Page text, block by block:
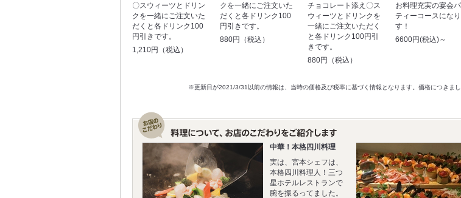
〇スウィーツとドリン
クを一緒にご注文いた
だくと各ドリンク100
円引きです。
1,210円（税込）
クを一緒にご注文いた
だくと各ドリンク100
円引きです。
880円（税込）
チョコレート添え〇ス
ウィーツとドリンクを
一緒にご注文いただく
と各ドリンク100円引
きです。
880円（税込）
お料理充実の宴会
ティーコースになり
す！
6600円(税込)～
※更新日が2021/3/31以前の情報は、当時の価格及び税率に基づく情報となります。価格につきまし
中華！本格四川料理
実は、宮本シェフは、
本格四川料理人！三つ
星ホテルレストランで
腕を振るってました。